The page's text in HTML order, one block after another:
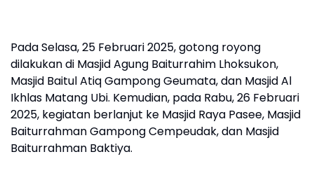
Pada Selasa, 25 Februari 2025, gotong royong
dilakukan di Masjid Agung Baiturrahim Lhoksukon,
Masjid Baitul Atiq Gampong Geumata, dan Masjid Al
Ikhlas Matang Ubi. Kemudian, pada Rabu, 26 Februari
2025, kegiatan berlanjut ke Masjid Raya Pasee, Masjid
Baiturrahman Gampong Cempeudak, dan Masjid
Baiturrahman Baktiya.